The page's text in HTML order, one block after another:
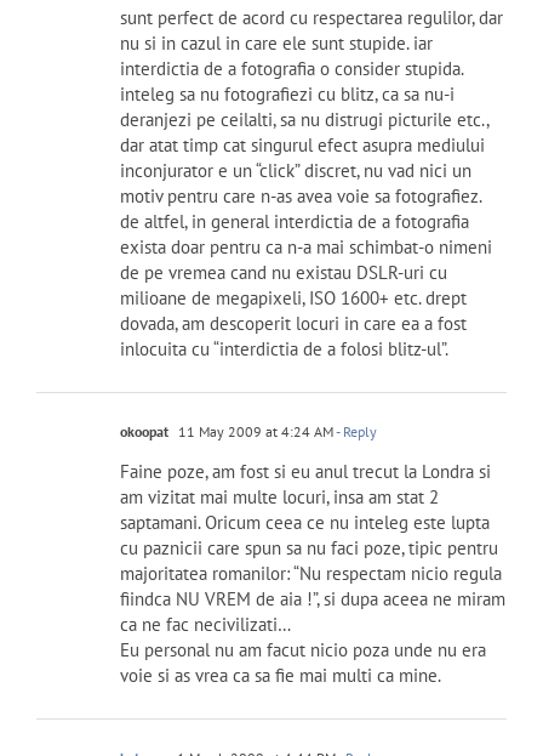
sunt perfect de acord cu respectarea regulilor, dar
nu si in cazul in care ele sunt stupide. iar
interdictia de a fotografia o consider stupida.
inteleg sa nu fotografiezi cu blitz, ca sa nu-i
deranjezi pe ceilalti, sa nu distrugi picturile etc.,
dar atat timp cat singurul efect asupra mediului
inconjurator e un “click” discret, nu vad nici un
motiv pentru care n-as avea voie sa fotografiez.
de altfel, in general interdictia de a fotografia
exista doar pentru ca n-a mai schimbat-o nimeni
de pe vremea cand nu existau DSLR-uri cu
milioane de megapixeli, ISO 1600+ etc. drept
dovada, am descoperit locuri in care ea a fost
inlocuita cu “interdictia de a folosi blitz-ul”.
okoopat 11 May 2009 at 4:24 AM- Reply
Faine poze, am fost si eu anul trecut la Londra si
am vizitat mai multe locuri, insa am stat 2
saptamani. Oricum ceea ce nu inteleg este lupta
cu paznicii care spun sa nu faci poze, tipic pentru
majoritatea romanilor: “Nu respectam nicio regula
fiindca NU VREM de aia !”, si dupa aceea ne miram
ca ne fac necivilizati…
Eu personal nu am facut nicio poza unde nu era
voie si as vrea ca sa fie mai multi ca mine.